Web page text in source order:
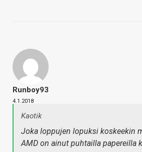
Runboy93
4.1.2018
Kaotik
Joka loppujen lopuksi koskeekin
AMD on ainut puhtailla papereilla